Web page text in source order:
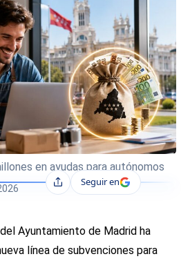
en ayudas para autónomos
CompartirSeguir en
Ayuntamiento de Madrid ha
línea de subvenciones para